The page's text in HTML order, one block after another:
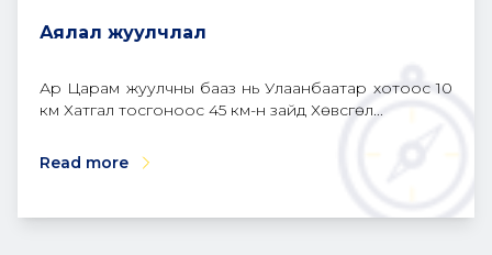
Аялал жуулчлал
Ар Царам жуулчны бааз нь Улаанбаатар хотоос 10
км Хатгал тосгоноос 45 км-н зайд Хөвсгөл...
Read more